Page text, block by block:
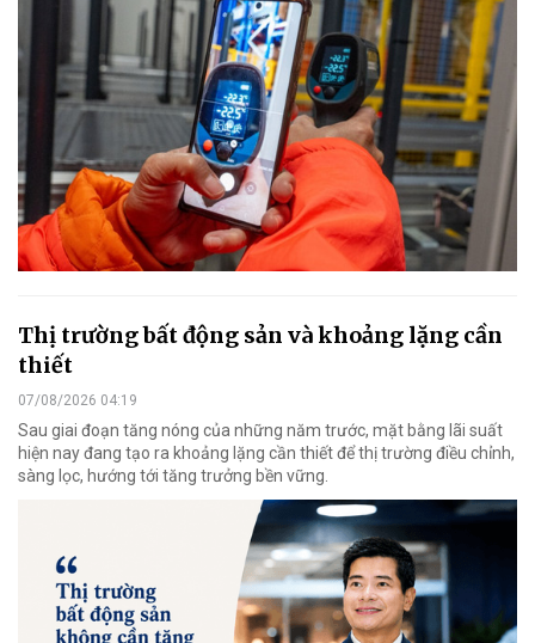
Thị trường bất động sản và khoảng lặng cần
thiết
07/08/2026 04:19
Sau giai đoạn tăng nóng của những năm trước, mặt bằng lãi suất
hiện nay đang tạo ra khoảng lặng cần thiết để thị trường điều chỉnh,
sàng lọc, hướng tới tăng trưởng bền vững.